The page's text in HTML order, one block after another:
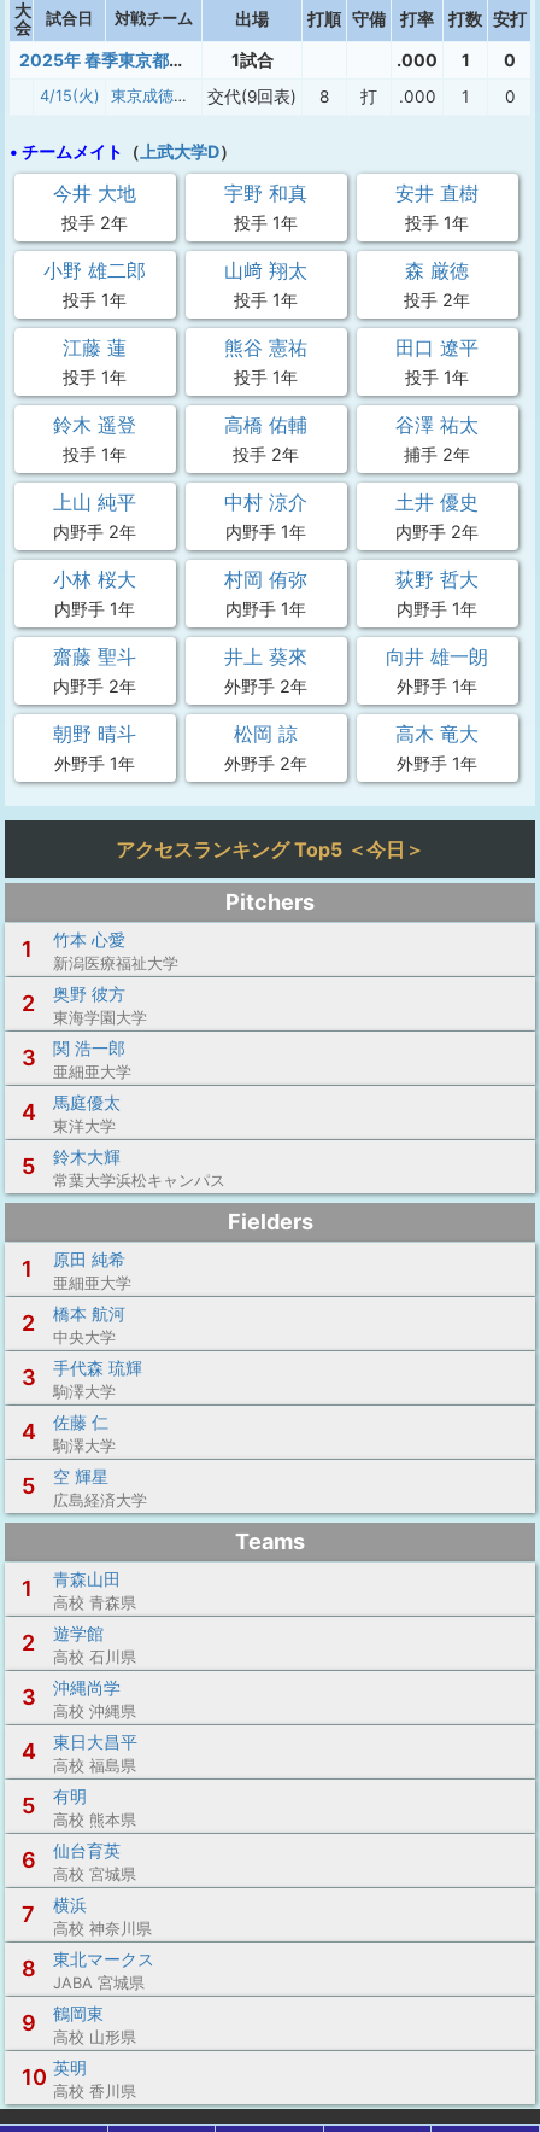
大
会
試合日 対戦チーム 出場 打順 守備 打率 打数 安打
2025年 春季東京都大会 1試合 .000 1 0
4/15(火) 東京成徳大高 交代(9回表) 8 打 .000 1 0
• チームメイト （ 上武大学D）
今井 大地
投手 2年
宇野 和真
投手 1年
安井 直樹
投手 1年
小野 雄二郎
投手 1年
山﨑 翔太
投手 1年
森 厳徳
投手 2年
江藤 蓮
投手 1年
熊谷 憲祐
投手 1年
田口 遼平
投手 1年
鈴木 遥登
投手 1年
高橋 佑輔
投手 2年
谷澤 祐太
捕手 2年
上山 純平
内野手 2年
中村 涼介
内野手 1年
土井 優史
内野手 2年
小林 桜大
内野手 1年
村岡 侑弥
内野手 1年
荻野 哲大
内野手 1年
齋藤 聖斗
内野手 2年
井上 葵來
外野手 2年
向井 雄一朗
外野手 1年
朝野 晴斗
外野手 1年
松岡 諒
外野手 2年
高木 竜大
外野手 1年
アクセスランキング Top5 ＜今日＞
Pitchers
1
竹本 心愛
新潟医療福祉大学
2 奥野 彼方
東海学園大学
3 関 浩一郎
亜細亜大学
4 馬庭優太
東洋大学
5 鈴木大輝
常葉大学浜松キャンパス
Fielders
1
原田 純希
亜細亜大学
2 橋本 航河
中央大学
3 手代森 琉輝
駒澤大学
4 佐藤 仁
駒澤大学
5 空 輝星
広島経済大学
Teams
1
青森山田
高校 青森県
2 遊学館
高校 石川県
3 沖縄尚学
高校 沖縄県
4 東日大昌平
高校 福島県
5 有明
高校 熊本県
6 仙台育英
高校 宮城県
7 横浜
高校 神奈川県
8 東北マークス
JABA 宮城県
9 鶴岡東
高校 山形県
10 英明
高校 香川県